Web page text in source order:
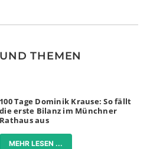
THEMEN
100 Tage Dominik Krause: So fällt
die erste Bilanz im Münchner
Rathaus aus
MEHR LESEN ...